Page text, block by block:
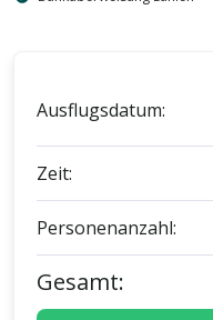
Ausflugsdatum:
Zeit:
Personenanzahl:
Gesamt: